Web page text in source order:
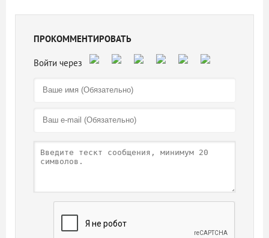
ПРОКОММЕНТИРОВАТЬ